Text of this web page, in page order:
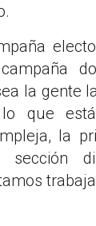
la gente
que
la
sección